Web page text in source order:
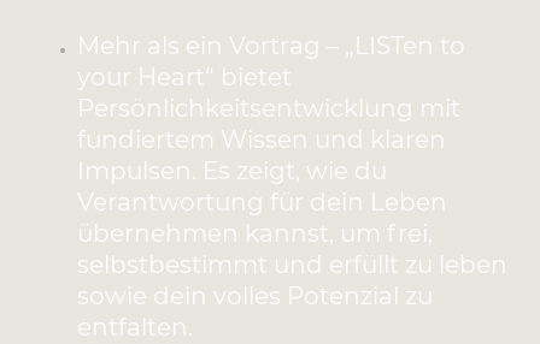
Mehr als ein Vortrag – „LISTen to
your Heart“ bietet
Persönlichkeitsentwicklung mit
fundiertem Wissen und klaren
Impulsen. Es zeigt, wie du
Verantwortung für dein Leben
übernehmen kannst, um frei,
selbstbestimmt und erfüllt zu leben
sowie dein volles Potenzial zu
entfalten.